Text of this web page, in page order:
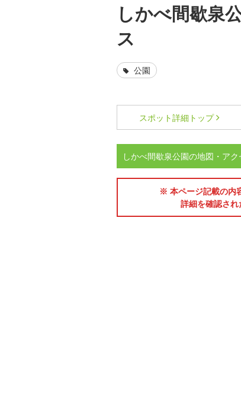
しかべ間歇泉
ス
公園
スポット詳細 トップ
しかべ間歇泉公園の地図・アク
※ 本ページ記載の内
詳細を確認され